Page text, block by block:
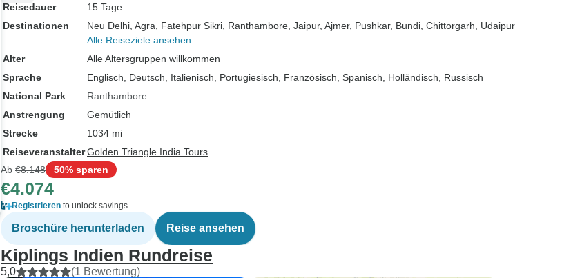
Reisedauer
15 Tage
Destinationen
Neu Delhi , Agra , Fatehpur Sikri , Ranthambore , Jaipur, Ajmer, Pushkar, Bundi , Chittorgarh , Udaipur
Alle Reiseziele ansehen
Alter
Alle Altersgruppen willkommen
Sprache
Englisch, Deutsch, Italienisch, Portugiesisch, Französisch, Spanisch, Holländisch, Russisch
National Park
Ranthambore
Anstrengung
Gemütlich
Strecke
1034 mi
ReiseveranstalterGolden Triangle India Tours
Ab €8.148 50% sparen
€4.074
Registrieren to unlock savings
Broschüre herunterladen Reise ansehen
Kiplings Indien Rundreise
5,0 (1 Bewertung)